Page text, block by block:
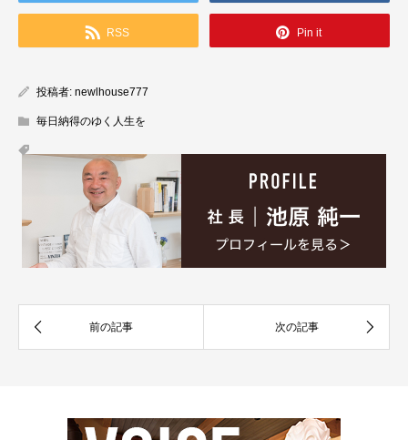
RSS Pin it
投稿者: newlhouse777
毎日納得のゆく人生を